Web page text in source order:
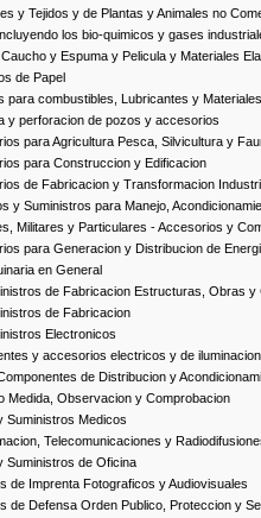
y Tejidos y de Plantas y Animales no
los bio-quimicos y gases
y Espuma y Pelicula y Materiales
de Papel
para combustibles, Lubricantes y
y perforacion de pozos y accesorios
para Agricultura Pesca, Silvicultura y
para Construccion y Edificacion
de Fabricacion y Transformacion
y Suministros para Manejo,
Militares y Particulares - Accesorios y
para Generacion y Distribucion de
en General
de Fabricacion Estructuras, Obras
de Fabricacion
Electronicos
y accesorios electricos y de iluminacion
de Distribucion y
Medida, Observacion y Comprobacion
Suministros Medicos
Telecomunicaciones y
Suministros de Oficina
de Imprenta Fotograficos y Audiovisuales
de Defensa Orden Publico, Proteccion y